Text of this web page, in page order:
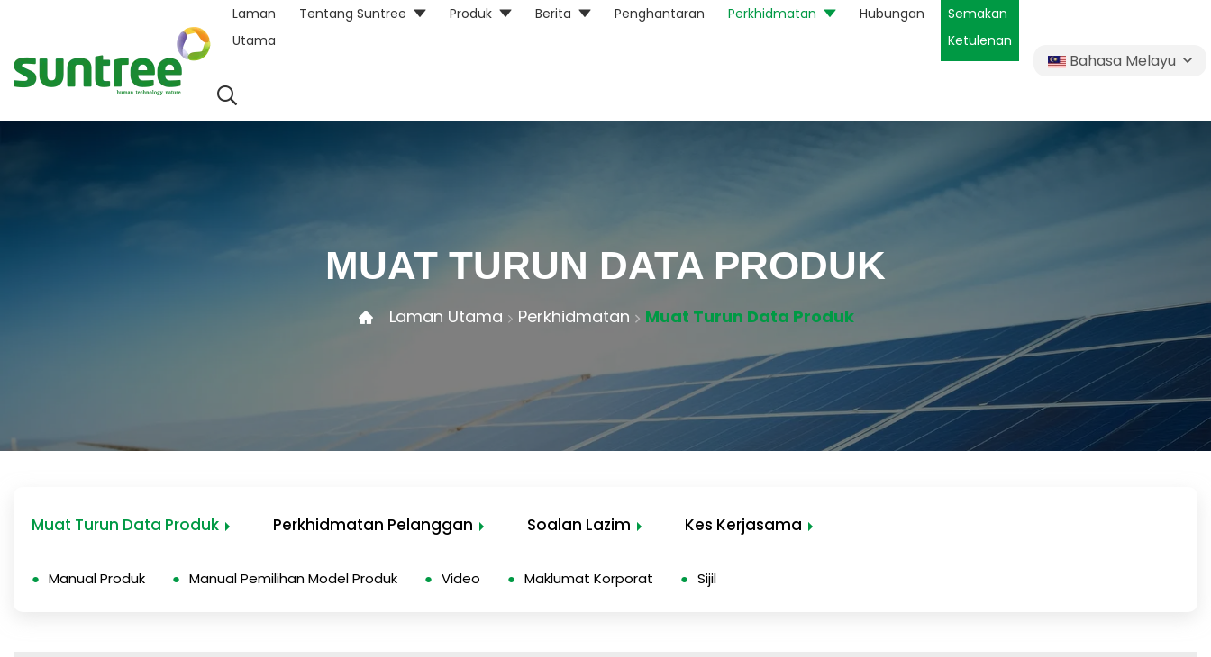
Laman
Utama
Tentang Suntree Produk Berita Penghantaran Perkhidmatan Hubungan
Semakan
Ketulenan
Bahasa Melayu
MUAT TURUN DATA PRODUK
Laman Utama Perkhidmatan Muat Turun Data Produk
Muat Turun Data Produk Perkhidmatan Pelanggan Soalan Lazim Kes Kerjasama
Manual Produk Manual Pemilihan Model Produk Video Maklumat Korporat Sijil